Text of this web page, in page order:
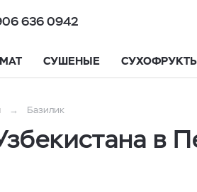
636 0942
СУШЕНЫЕ
Базилик
в